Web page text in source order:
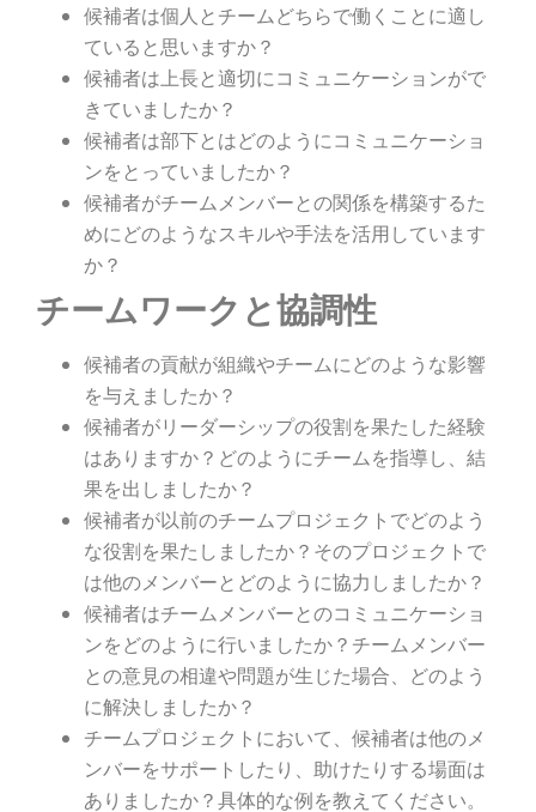
候補者は個人とチームどちらで働くことに適し
ていると思いますか？
候補者は上長と適切にコミュニケーションがで
きていましたか？
候補者は部下とはどのようにコミュニケーショ
ンをとっていましたか？
候補者がチームメンバーとの関係を構築するた
めにどのようなスキルや手法を活用しています
か？
チームワークと協調性
候補者の貢献が組織やチームにどのような影響
を与えましたか？
候補者がリーダーシップの役割を果たした経験
はありますか？どのようにチームを指導し、結
果を出しましたか？
候補者が以前のチームプロジェクトでどのよう
な役割を果たしましたか？そのプロジェクトで
は他のメンバーとどのように協力しましたか？
候補者はチームメンバーとのコミュニケーショ
ンをどのように行いましたか？チームメンバー
との意見の相違や問題が生じた場合、どのよう
に解決しましたか？
チームプロジェクトにおいて、候補者は他のメ
ンバーをサポートしたり、助けたりする場面は
ありましたか？具体的な例を教えてください。